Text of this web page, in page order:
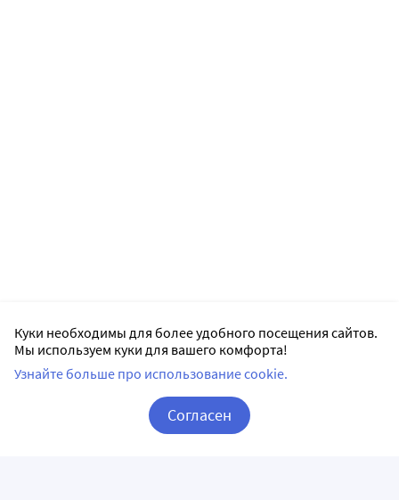
Куки необходимы для более удобного посещения сайтов.
Мы используем куки для вашего комфорта!
Узнайте больше про использование cookie.
Согласен